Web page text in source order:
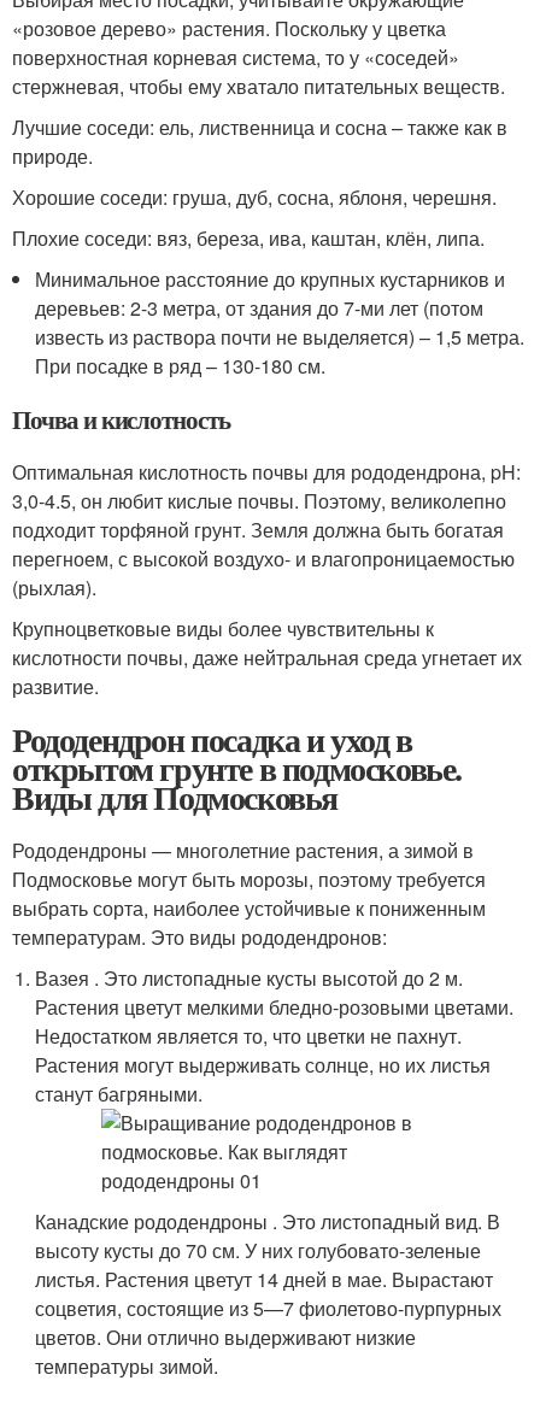
«розовое дерево» растения. Поскольку у цветка
поверхностная корневая система, то у «соседей»
стержневая, чтобы ему хватало питательных веществ.
Лучшие соседи: ель, лиственница и сосна – также как в
природе.
Хорошие соседи: груша, дуб, сосна, яблоня, черешня.
Плохие соседи: вяз, береза, ива, каштан, клён, липа.
Минимальное расстояние до крупных кустарников и
деревьев: 2-3 метра, от здания до 7-ми лет (потом
известь из раствора почти не выделяется) – 1,5 метра.
При посадке в ряд – 130-180 см.
Почва и кислотность
Оптимальная кислотность почвы для рододендрона, pH:
3,0-4.5, он любит кислые почвы. Поэтому, великолепно
подходит торфяной грунт. Земля должна быть богатая
перегноем, с высокой воздухо- и влагопроницаемостью
(рыхлая).
Крупноцветковые виды более чувствительны к
кислотности почвы, даже нейтральная среда угнетает их
развитие.
Рододендрон посадка и уход в
открытом грунте в подмосковье.
Виды для Подмосковья
Рододендроны — многолетние растения, а зимой в
Подмосковье могут быть морозы, поэтому требуется
выбрать сорта, наиболее устойчивые к пониженным
температурам. Это виды рододендронов:
Вазея . Это листопадные кусты высотой до 2 м.
Растения цветут мелкими бледно-розовыми цветами.
Недостатком является то, что цветки не пахнут.
Растения могут выдерживать солнце, но их листья
станут багряными.
Канадские рододендроны . Это листопадный вид. В
высоту кусты до 70 см. У них голубовато-зеленые
листья. Растения цветут 14 дней в мае. Вырастают
соцветия, состоящие из 5—7 фиолетово-пурпурных
цветов. Они отлично выдерживают низкие
температуры зимой.